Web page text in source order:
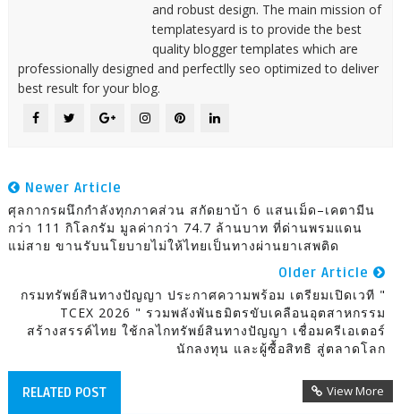
and robust design. The main mission of
templatesyard is to provide the best
quality blogger templates which are
professionally designed and perfectlly seo optimized to deliver
best result for your blog.
Newer Article
ศุลกากรผนึกกำลังทุกภาคส่วน สกัดยาบ้า 6 แสนเม็ด–เคตามีน
กว่า 111 กิโลกรัม มูลค่ากว่า 74.7 ล้านบาท ที่ด่านพรมแดน
แม่สาย ขานรับนโยบายไม่ให้ไทยเป็นทางผ่านยาเสพติด
Older Article
กรมทรัพย์สินทางปัญญา ประกาศความพร้อม เตรียมเปิดเวที "
TCEX 2026 " รวมพลังพันธมิตรขับเคลือนอุตสาหกรรม
สร้างสรรค์ไทย ใช้กลไกทรัพย์สินทางปัญญา เชื่อมครีเอเตอร์
นักลงทุน และผู้ซื้อสิทธิ สู่ตลาดโลก
RELATED POST View More